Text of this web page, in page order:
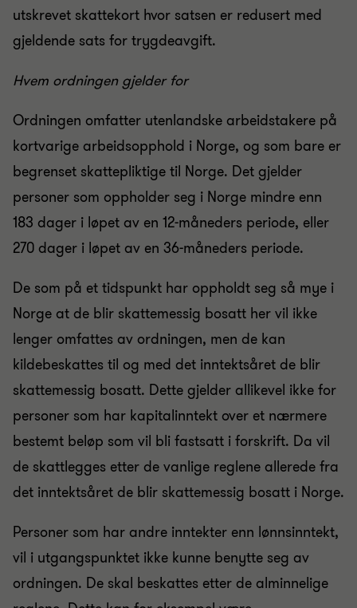
utskrevet skattekort hvor satsen er redusert med
gjeldende sats for trygdeavgift.
Hvem ordningen gjelder for
Ordningen omfatter utenlandske arbeidstakere på
kortvarige arbeidsopphold i Norge, og som bare er
begrenset skattepliktige til Norge. Det gjelder
personer som oppholder seg i Norge mindre enn
183 dager i løpet av en 12-måneders periode, eller
270 dager i løpet av en 36-måneders periode.
De som på et tidspunkt har oppholdt seg så mye i
Norge at de blir skattemessig bosatt her vil ikke
lenger omfattes av ordningen, men de kan
kildebeskattes til og med det inntektsåret de blir
skattemessig bosatt. Dette gjelder allikevel ikke for
personer som har kapitalinntekt over et nærmere
bestemt beløp som vil bli fastsatt i forskrift. Da vil
de skattlegges etter de vanlige reglene allerede fra
det inntektsåret de blir skattemessig bosatt i Norge.
Personer som har andre inntekter enn lønnsinntekt,
vil i utgangspunktet ikke kunne benytte seg av
ordningen. De skal beskattes etter de alminnelige